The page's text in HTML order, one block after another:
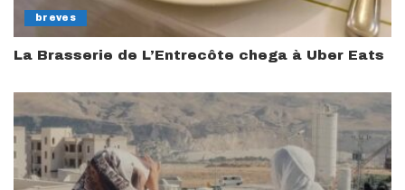
breves
La Brasserie de L’Entrecôte chega à Uber Eats